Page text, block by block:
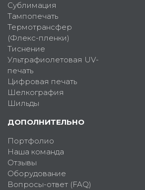
Сублимация
Тампопечать
Термотрансфер
(Флекс-пленки)
Тиснение
Ультрафиолетовая UV-
печать
Цифровая печать
Шелкография
Шильды
ДОПОЛНИТЕЛЬНО
Портфолио
Наша команда
Отзывы
Оборудование
Вопросы-ответ (FAQ)